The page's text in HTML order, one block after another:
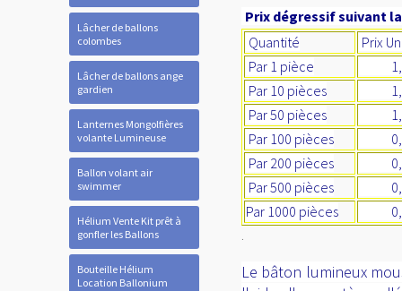
Lâcher de ballons
colombes
Lâcher de ballons ange
gardien
Lanternes Mongolfières
volante Lumineuse
Ballon volant air
swimmer
Hélium Vente Kit prêt à
gonfler les Ballons
Bouteille Hélium
Location Ballonium
Prix dégressif suivant
Quantité
Prix
Par 1 pièce
Par 10 pièces
Par 50 pièces
Par 100 pièces
Par 200 pièces
Par 500 pièces
Par 1000 pièces
.
Le bâton lumineux